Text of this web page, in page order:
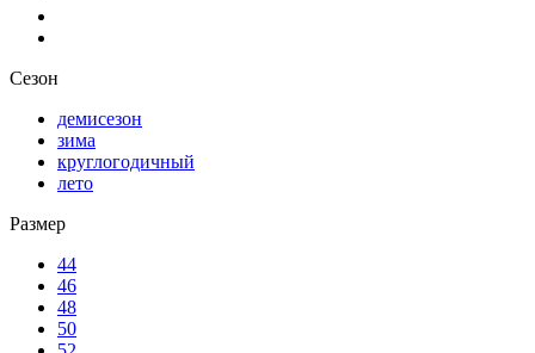
Сезон
демисезон
зима
круглогодичный
лето
Размер
44
46
48
50